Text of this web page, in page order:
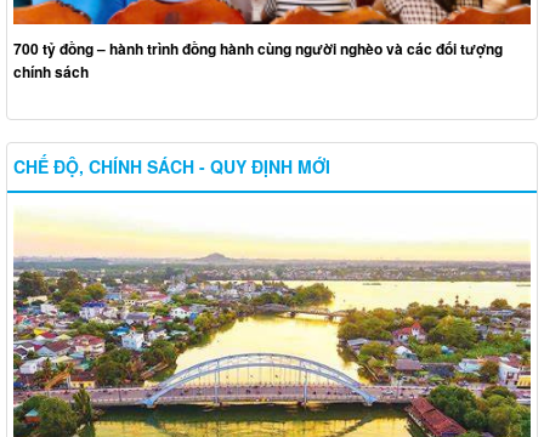
700 tỷ đồng – hành trình đồng hành cùng người nghèo và các đối tượng
chính sách
CHẾ ĐỘ, CHÍNH SÁCH - QUY ĐỊNH MỚI